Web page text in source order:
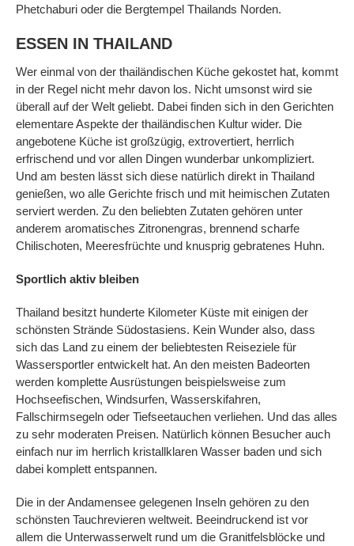
Phetchaburi oder die Bergtempel Thailands Norden.
ESSEN IN THAILAND
Wer einmal von der thailändischen Küche gekostet hat, kommt
in der Regel nicht mehr davon los. Nicht umsonst wird sie
überall auf der Welt geliebt. Dabei finden sich in den Gerichten
elementare Aspekte der thailändischen Kultur wider. Die
angebotene Küche ist großzügig, extrovertiert, herrlich
erfrischend und vor allen Dingen wunderbar unkompliziert.
Und am besten lässt sich diese natürlich direkt in Thailand
genießen, wo alle Gerichte frisch und mit heimischen Zutaten
serviert werden. Zu den beliebten Zutaten gehören unter
anderem aromatisches Zitronengras, brennend scharfe
Chilischoten, Meeresfrüchte und knusprig gebratenes Huhn.
Sportlich aktiv bleiben
Thailand besitzt hunderte Kilometer Küste mit einigen der
schönsten Strände Südostasiens. Kein Wunder also, dass
sich das Land zu einem der beliebtesten Reiseziele für
Wassersportler entwickelt hat. An den meisten Badeorten
werden komplette Ausrüstungen beispielsweise zum
Hochseefischen, Windsurfen, Wasserskifahren,
Fallschirmsegeln oder Tiefseetauchen verliehen. Und das alles
zu sehr moderaten Preisen. Natürlich können Besucher auch
einfach nur im herrlich kristallklaren Wasser baden und sich
dabei komplett entspannen.
Die in der Andamensee gelegenen Inseln gehören zu den
schönsten Tauchrevieren weltweit. Beeindruckend ist vor
allem die Unterwasserwelt rund um die Granitfelsblöcke und